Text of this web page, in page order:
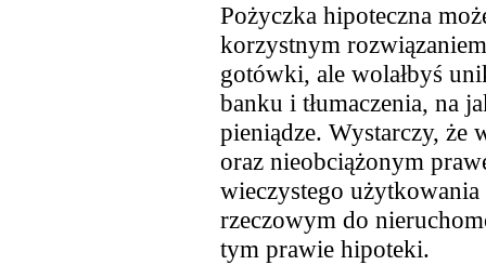
Pożyczka hipoteczna
korzystnym
gotówki, ale wolałbyś
banku i tłumaczenia, na
pieniądze. Wystarczy, że
oraz nieobciążonym
wieczystego
rzeczowym do
tym prawie hipoteki.